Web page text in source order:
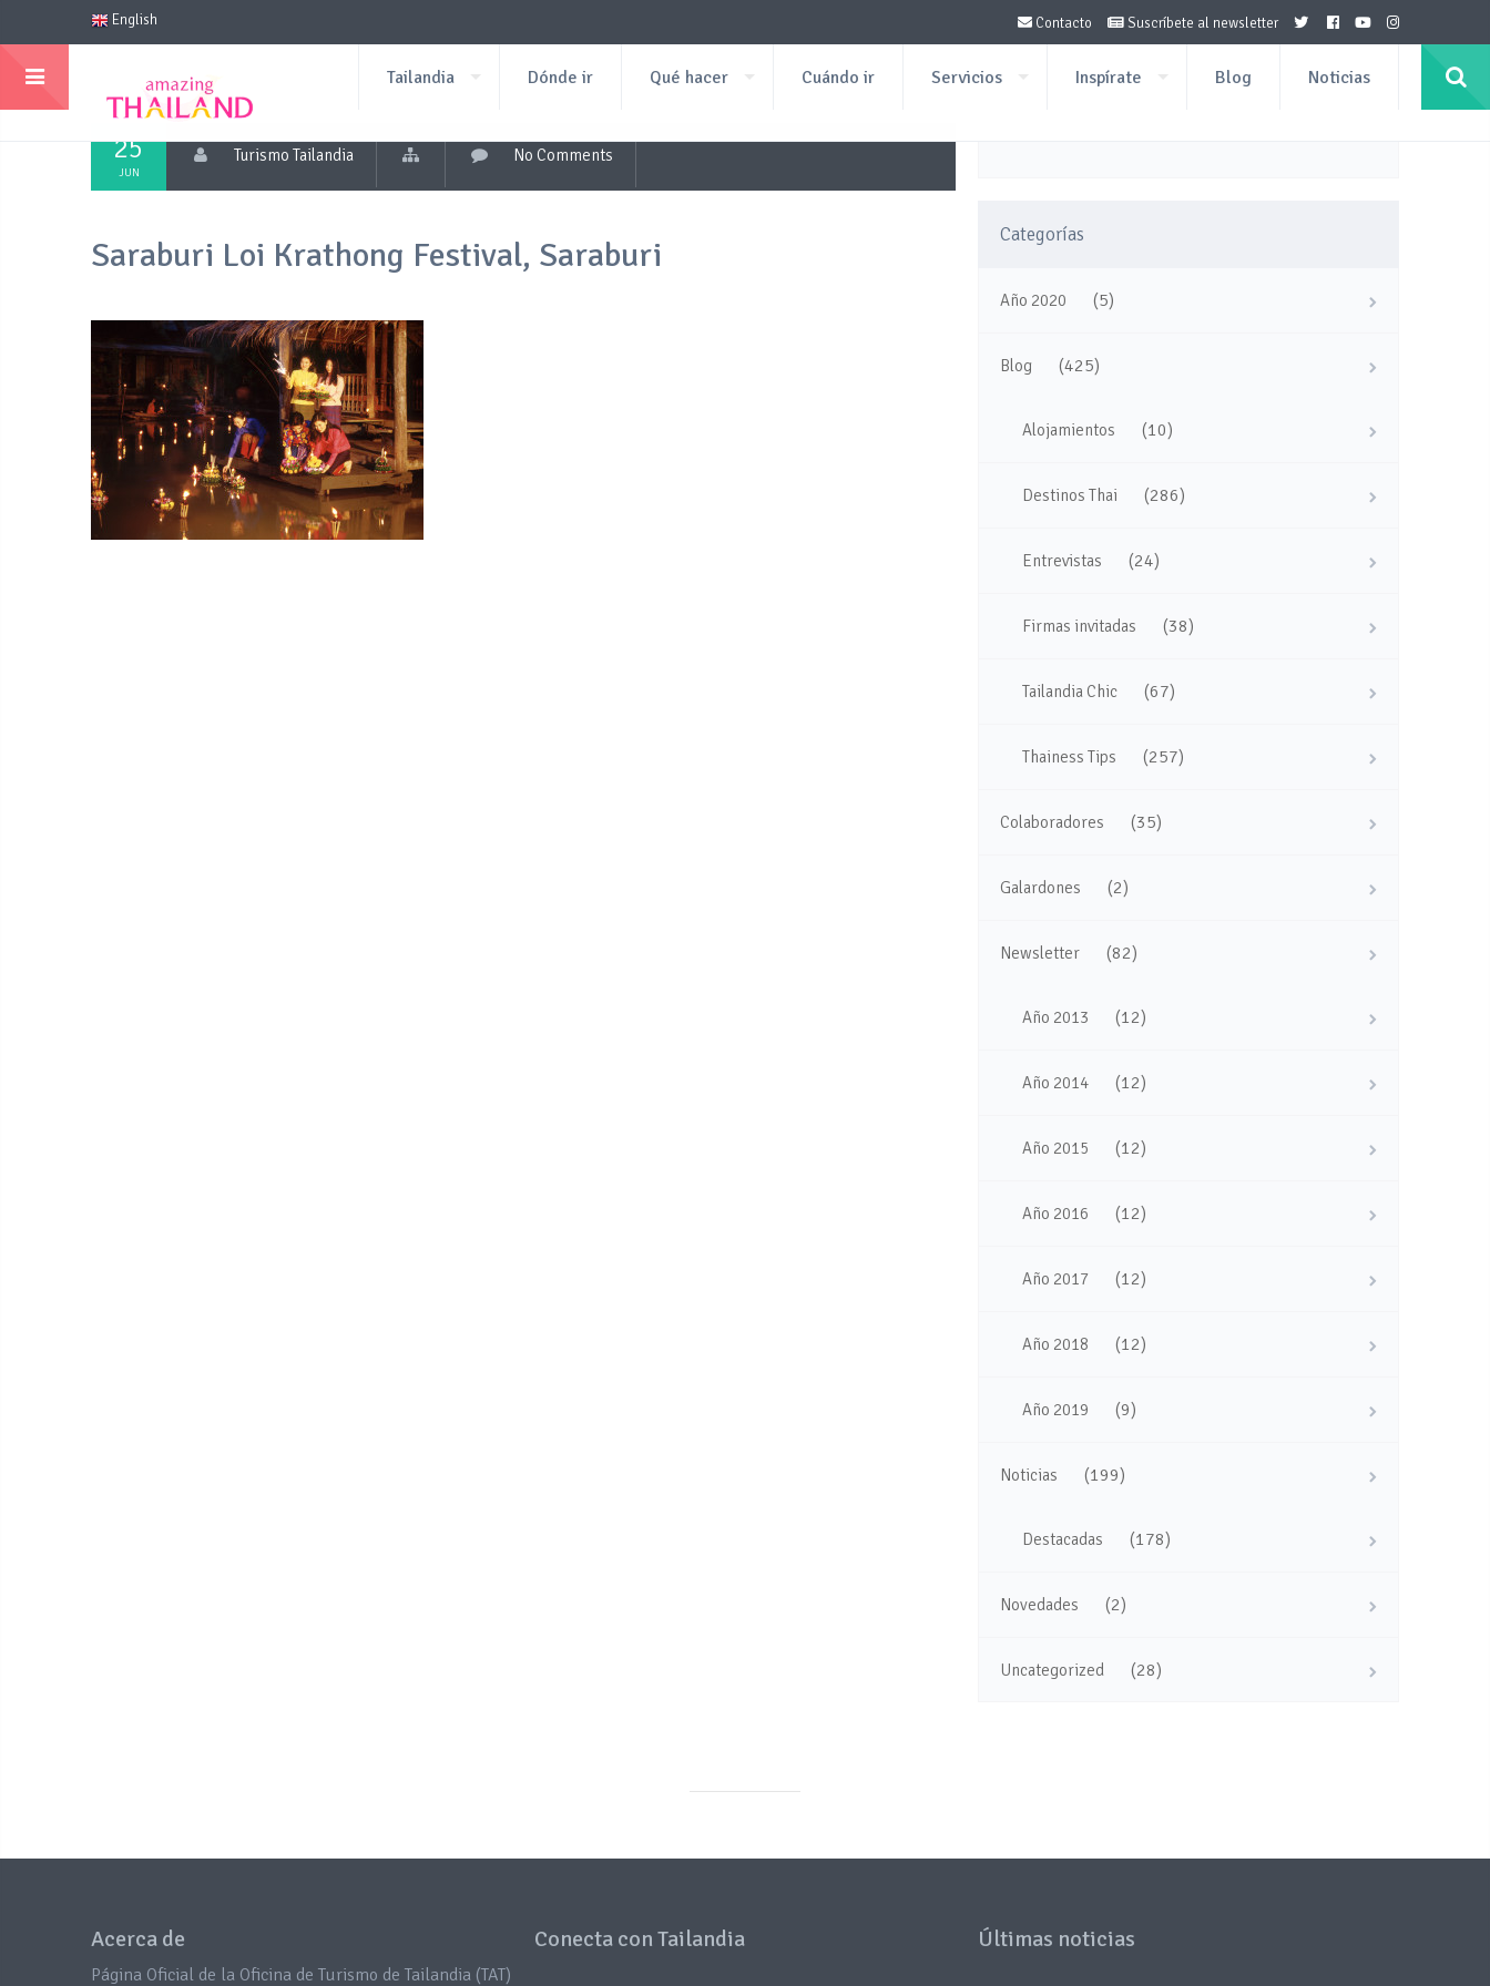
English Contacto Suscríbete al newsletter
Tailandia Dónde ir Qué hacer Cuándo ir Servicios Inspírate Blog Noticias
25
JUN
Turismo Tailandia No Comments
Saraburi Loi Krathong Festival, Saraburi
Categorías
Año 2020 (5)
Blog (425)
Alojamientos (10)
Destinos Thai (286)
Entrevistas (24)
Firmas invitadas (38)
Tailandia Chic (67)
Thainess Tips (257)
Colaboradores (35)
Galardones (2)
Newsletter (82)
Año 2013 (12)
Año 2014 (12)
Año 2015 (12)
Año 2016 (12)
Año 2017 (12)
Año 2018 (12)
Año 2019 (9)
Noticias (199)
Destacadas (178)
Novedades (2)
Uncategorized (28)
Acerca de
Página Oficial de la Oficina de Turismo de Tailandia (TAT)
Conecta con Tailandia Últimas noticias